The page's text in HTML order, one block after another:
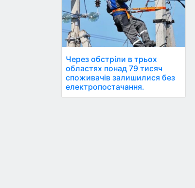
Через обстріли в трьох
областях понад 79 тисяч
споживачів залишилися без
електропостачання.